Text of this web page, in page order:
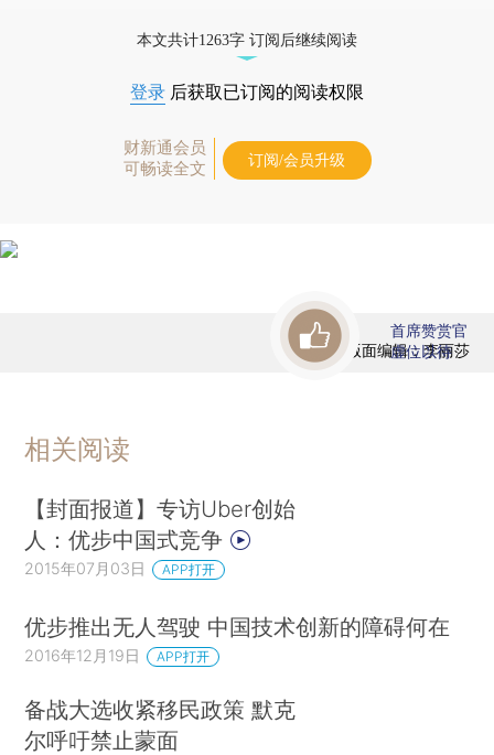
本文共计1263字 订阅后继续阅读
登录 后获取已订阅的阅读权限
财新通会员
可畅读全文
订阅/会员升级
版面编辑：李丽莎
首席赞赏官
虚位以待
相关阅读
【封面报道】专访Uber创始
人：优步中国式竞争
2015年07月03日 APP打开
优步推出无人驾驶 中国技术创新的障碍何在
2016年12月19日 APP打开
备战大选收紧移民政策 默克
尔呼吁禁止蒙面